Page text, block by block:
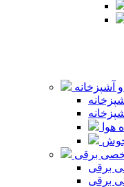
آشپزخانه
هوا
برقی
برقی
برقی